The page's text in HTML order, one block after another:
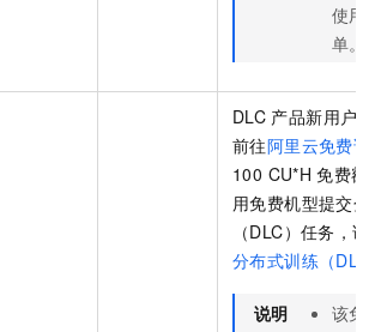
使用
单。
DLC 产品新用户
前往阿里云免费试
100 CU*H 免费额
用免费机型提交
（DLC）任务，
分布式训练（DLC
说明
该免